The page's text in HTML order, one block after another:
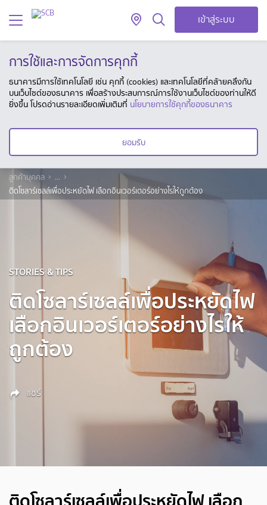
เข้าสู่ระบบ
การใช้และการจัดการคุกกี้
ธนาคารมีการใช้เทคโนโลยี เช่น คุกกี้ (cookies) และเทคโนโลยีที่คล้ายคลึงกัน
บนเว็บไซต์ของธนาคาร เพื่อสร้างประสบการณ์การใช้งานเว็บไซต์ของท่านให้ดี
ยิ่งขึ้น โปรดอ่านรายละเอียดเพิ่มเติมที่ นโยบายการใช้คุกกี้ของธนาคาร
ยอมรับ
ลูกค้าบุคคล
...
ติดโซลาร์เซลล์เพื่อประหยัดไฟ เลือกอินเวอร์เตอร์อย่างไรให้ถูกต้อง
STORIES & TIPS
ติดโซลาร์เซลล์เพื่อประหยัดไฟ
เลือกอินเวอร์เตอร์อย่างไรให้
ถูกต้อง
แชร์